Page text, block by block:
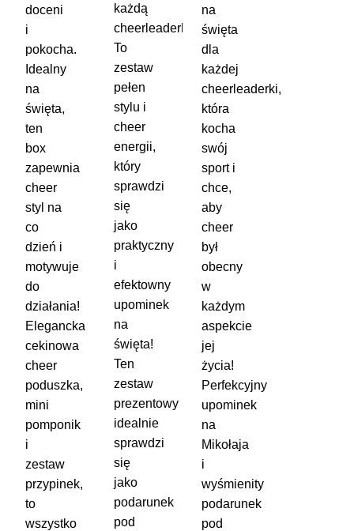
doceni
i
pokocha.
Idealny
na
święta,
ten
box
zapewnia
cheer
styl na
co
dzień i
motywuje
do
działania!
Elegancka
cekinowa
cheer
poduszka,
mini
pomponik
i
zestaw
przypinek,
to
wszystko
każdą
cheerleaderkę.
To
zestaw
pełen
stylu i
cheer
energii,
który
sprawdzi
się
jako
praktyczny
i
efektowny
upominek
na
święta!
Ten
zestaw
prezentowy
idealnie
sprawdzi
się
jako
podarunek
pod
na
święta
dla
każdej
cheerleaderki,
która
kocha
swój
sport i
chce,
aby
cheer
był
obecny
w
każdym
aspekcie
jej
życia!
Perfekcyjny
upominek
na
Mikołaja
i
wyśmienity
podarunek
pod